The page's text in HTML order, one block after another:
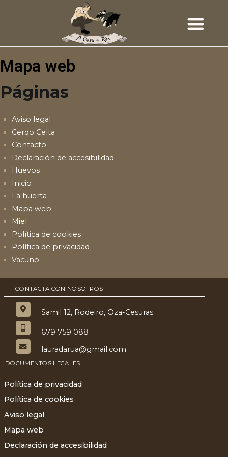
Mapa web
Páginas
Aviso legal
Cerdo Celta
Contacto
Declaración de accesibilidad
Huevos
Inicio
La huerta
Mapa web
Miel
Política de cookies
Política de privacidad
Vacuno
CONTACTA CON NOSOTROS
Samil 12, Rodeiro, Oza-Cesuras
679 759 088
lauradarua@gmail.com
DOCUMENTOS LEGALES
Política de privacidad
Política de cookies
Aviso legal
Mapa web
Declaración de accesibilidad